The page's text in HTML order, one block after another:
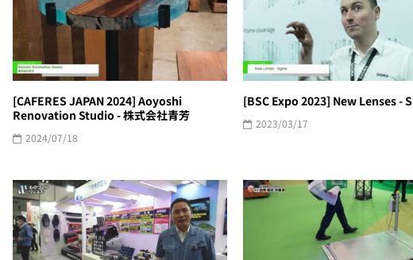
[CAFERES JAPAN 2024] Aoyoshi
Renovation Studio - 株式会社青芳
2024/07/18
[BSC Expo 2023] New Lenses -
2023/03/17